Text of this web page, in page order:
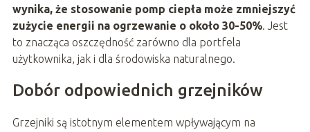
wynika, że stosowanie pomp ciepła może zmniejszyć
zużycie energii na ogrzewanie o około 30-50%. Jest
to znacząca oszczędność zarówno dla portfela
użytkownika, jak i dla środowiska naturalnego.
Dobór odpowiednich grzejników
Grzejniki są istotnym elementem wpływającym na